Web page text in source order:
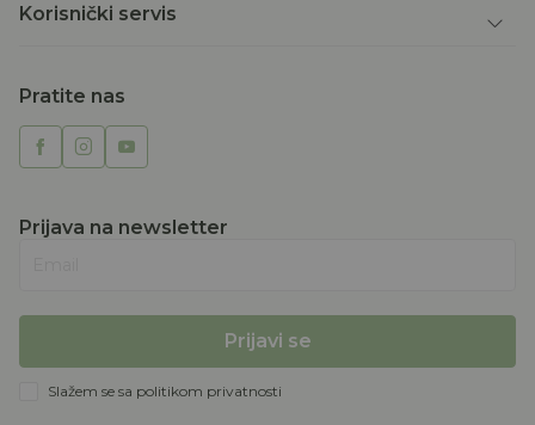
Korisnički servis
Pratite nas
Prijava na newsletter
Prijavi se
Slažem se sa politikom privatnosti